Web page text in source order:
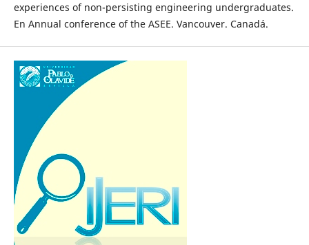
experiences of non-persisting engineering undergraduates.
En Annual conference of the ASEE. Vancouver. Canadá.